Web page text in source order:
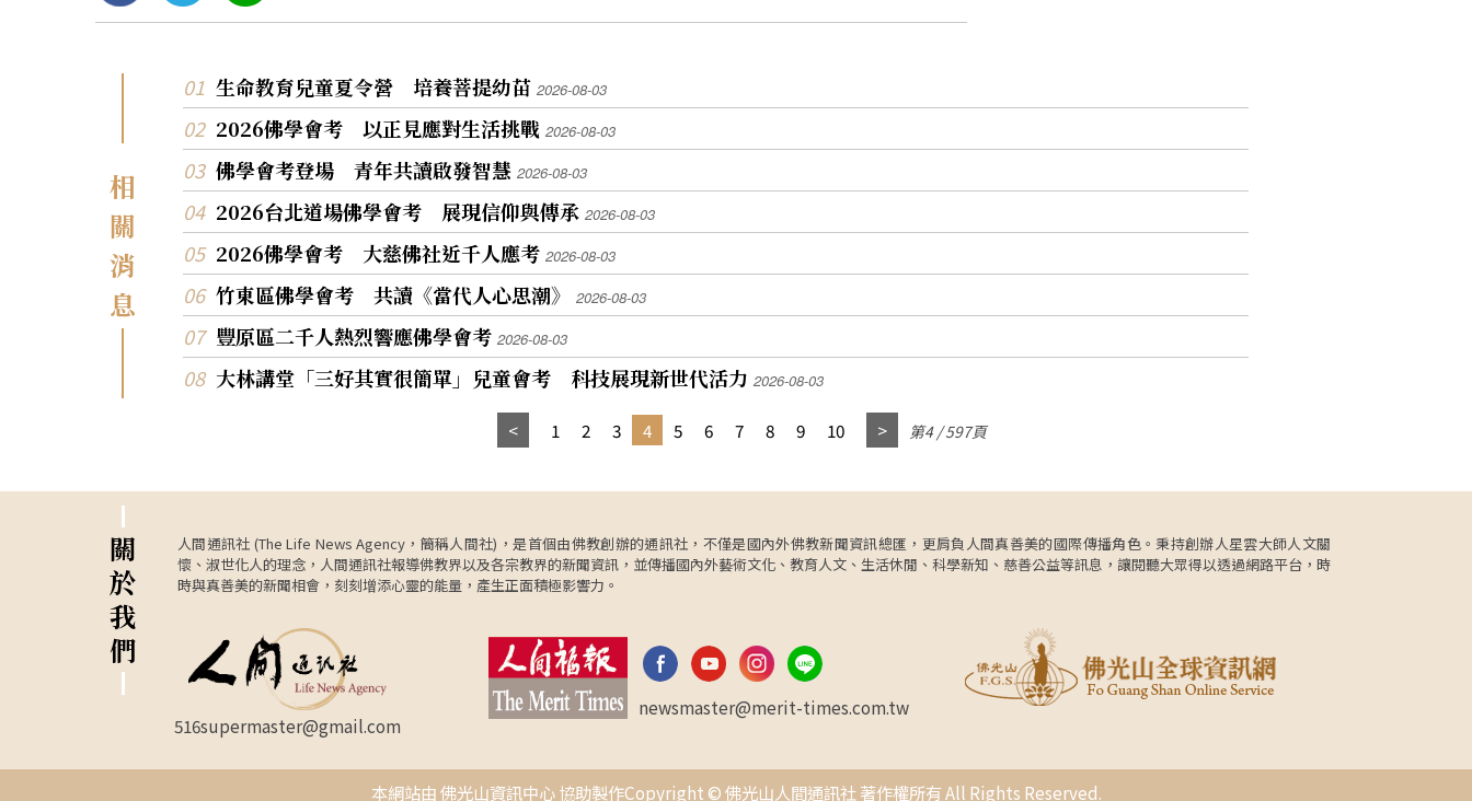
相
關
消
息
生命教育兒童夏令營 培養菩提幼苗 2026-08-03
2026佛學會考 以正見應對生活挑戰 2026-08-03
佛學會考登場 青年共讀啟發智慧 2026-08-03
2026台北道場佛學會考 展現信仰與傳承 2026-08-03
2026佛學會考 大慈佛社近千人應考 2026-08-03
竹東區佛學會考 共讀《當代人心思潮》 2026-08-03
豐原區二千人熱烈響應佛學會考 2026-08-03
大林講堂「三好其實很簡單」兒童會考 科技展現新世代活力 2026-08-03
1 2 3 4 5 6 7 8 9 10 第4 / 597頁
關
於
我
們
人間通訊社 (The Life News Agency，簡稱人間社)，是首個由佛教創辦的通訊社，不僅是國內外佛教新聞資訊總匯，更肩負人間真善美的國際傳播角色。秉持創辦人星雲大師人文關
懷、淑世化人的理念，人間通訊社報導佛教界以及各宗教界的新聞資訊，並傳播國內外藝術文化、教育人文、生活休閒、科學新知、慈善公益等訊息，讓閱聽大眾得以透過網路平台，時
時與真善美的新聞相會，刻刻增添心靈的能量，產生正面積極影響力。
516supermaster@gmail.com
newsmaster@merit-times.com.tw
本網站由 佛光山資訊中心 協助製作Copyright © 佛光山人間通訊社 著作權所有 All Rights Reserved.